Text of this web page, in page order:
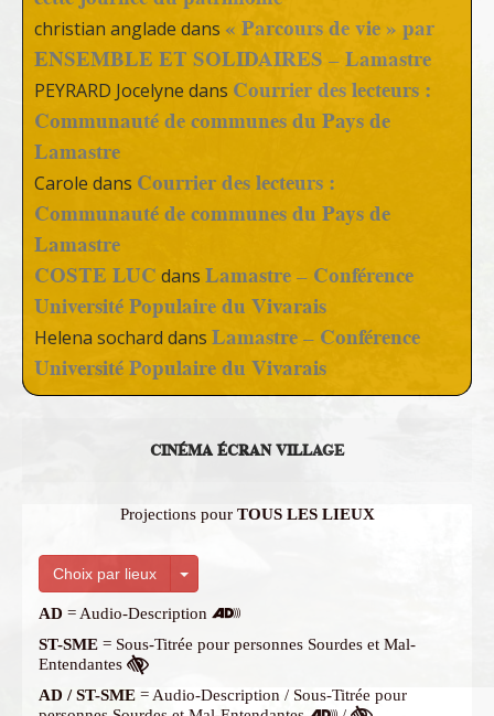
christian anglade dans « Parcours de vie » par
ENSEMBLE ET SOLIDAIRES – Lamastre
PEYRARD Jocelyne dans Courrier des lecteurs :
Communauté de communes du Pays de
Lamastre
Carole dans Courrier des lecteurs :
Communauté de communes du Pays de
Lamastre
COSTE LUC dans Lamastre – Conférence
Université Populaire du Vivarais
Helena sochard dans Lamastre – Conférence
Université Populaire du Vivarais
CINÉMA ÉCRAN VILLAGE